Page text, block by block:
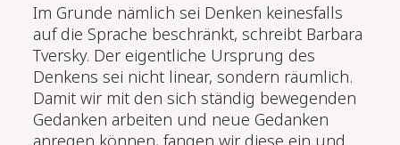
Im Grunde nämlich sei Denken keinesfalls
auf die Sprache beschränkt, schreibt Barbara
Tversky. Der eigentliche Ursprung des
Denkens sei nicht linear, sondern räumlich.
Damit wir mit den sich ständig bewegenden
Gedanken arbeiten und neue Gedanken
anregen können, fangen wir diese ein und